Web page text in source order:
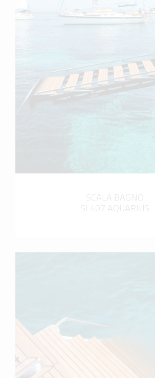
scopri di più
SCALA BAGNO
SI 407 AQUARIUS